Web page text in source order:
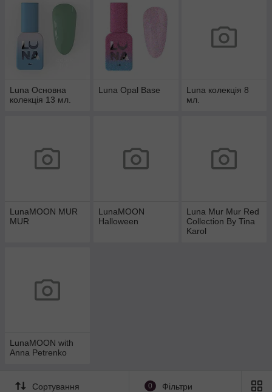
Luna Основна
колекція 13 мл.
Luna Opal Base
Luna колекція 8
мл.
LunaMOON MUR
MUR
LunaMOON
Halloween
Luna Mur Mur Red
Collection By Tina
Karol
LunaMOON with
Anna Petrenko
Сортування 0 Фільтри